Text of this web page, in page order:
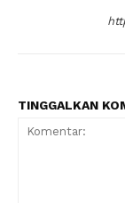
TINGGALKAN